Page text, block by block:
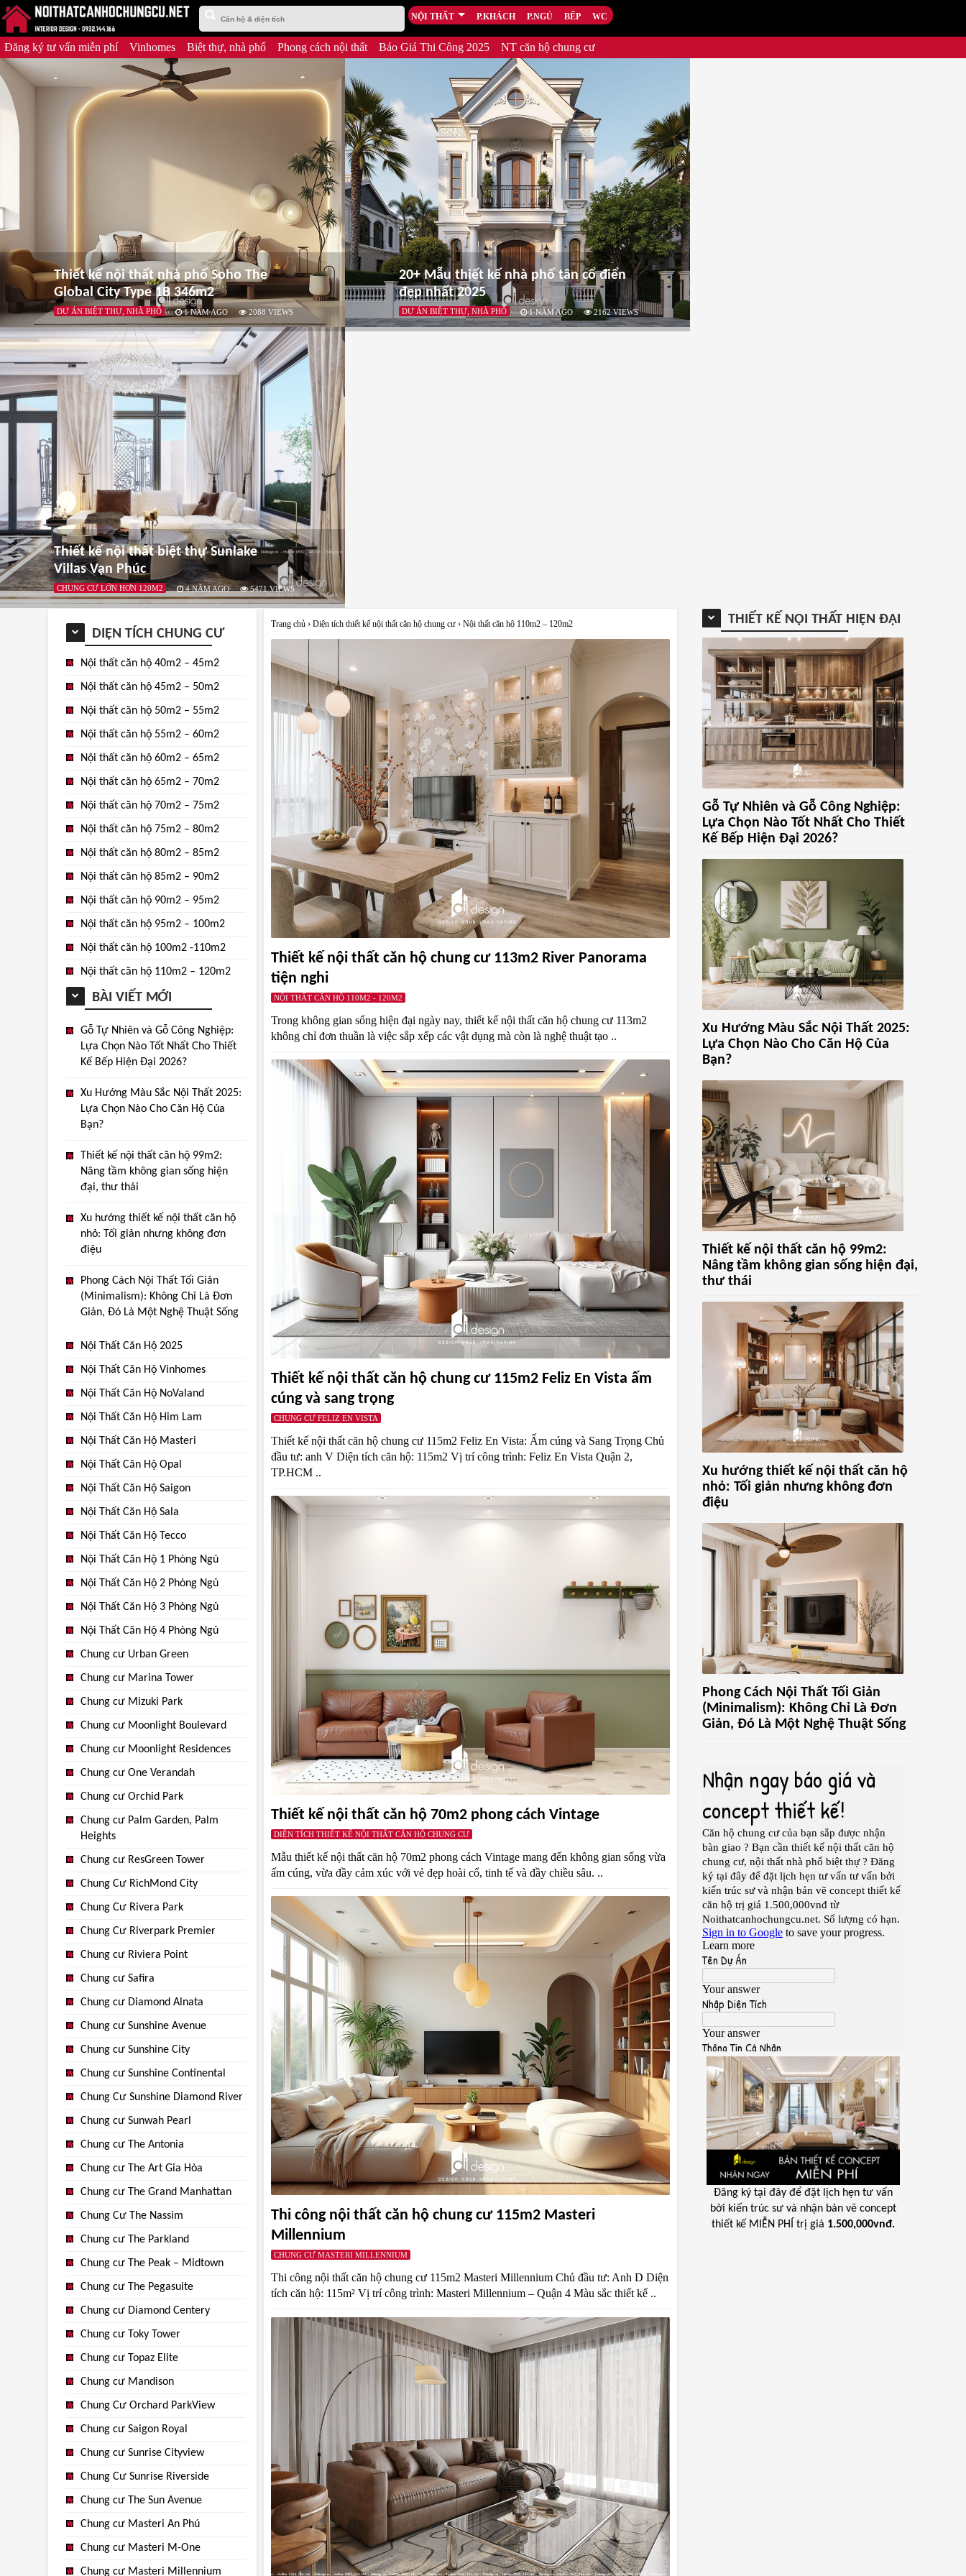
NỘI THẤT P.KHÁCH P.NGỦ BẾP WC
Đăng ký tư vấn miễn phí Vinhomes Biệt thự, nhà phố Phong cách nội thất Báo Giá Thi Công 2025 NT căn hộ chung cư
Thiết kế nội thất nhà phố Soho The
Global City Type 1B 346m2
DỰ ÁN BIỆT THỰ, NHÀ PHỐ 1 NĂM AGO 2088 VIEWS
20+ Mẫu thiết kế nhà phố tân cổ điển
đẹp nhất 2025
DỰ ÁN BIỆT THỰ, NHÀ PHỐ 1 NĂM AGO 2162VIEWS
Thiết kế nội thất biệt thự Sunlake
Villas Vạn Phúc
CHUNG CƯ LỚN HƠN 120M2 4 NĂM AGO 5471VIEWS
DIỆN TÍCH CHUNG CƯ
Nội thất căn hộ 40m2 – 45m2
Nội thất căn hộ 45m2 – 50m2
Nội thất căn hộ 50m2 – 55m2
Nội thất căn hộ 55m2 – 60m2
Nội thất căn hộ 60m2 – 65m2
Nội thất căn hộ 65m2 – 70m2
Nội thất căn hộ 70m2 – 75m2
Nội thất căn hộ 75m2 – 80m2
Nội thất căn hộ 80m2 – 85m2
Nội thất căn hộ 85m2 – 90m2
Nội thất căn hộ 90m2 – 95m2
Nội thất căn hộ 95m2 – 100m2
Nội thất căn hộ 100m2 -110m2
Nội thất căn hộ 110m2 – 120m2
BÀI VIẾT MỚI
Gỗ Tự Nhiên và Gỗ Công Nghiệp:
Lựa Chọn Nào Tốt Nhất Cho Thiết
Kế Bếp Hiện Đại 2026?
Xu Hướng Màu Sắc Nội Thất 2025:
Lựa Chọn Nào Cho Căn Hộ Của
Bạn?
Thiết kế nội thất căn hộ 99m2:
Nâng tầm không gian sống hiện
đại, thư thái
Xu hướng thiết kế nội thất căn hộ
nhỏ: Tối giản nhưng không đơn
điệu
Phong Cách Nội Thất Tối Giản
(Minimalism): Không Chỉ Là Đơn
Giản, Đó Là Một Nghệ Thuật Sống
Nội Thất Căn Hộ 2025
Nội Thất Căn Hộ Vinhomes
Nội Thất Căn Hộ NoValand
Nội Thất Căn Hộ Him Lam
Nội Thất Căn Hộ Masteri
Nội Thất Căn Hộ Opal
Nội Thất Căn Hộ Saigon
Nội Thất Căn Hộ Sala
Nội Thất Căn Hộ Tecco
Nội Thất Căn Hộ 1 Phòng Ngủ
Nội Thất Căn Hộ 2 Phòng Ngủ
Nội Thất Căn Hộ 3 Phòng Ngủ
Nội Thất Căn Hộ 4 Phòng Ngủ
Chung cư Urban Green
Chung cư Marina Tower
Chung cư Mizuki Park
Chung cư Moonlight Boulevard
Chung cư Moonlight Residences
Chung cư One Verandah
Chung cư Orchid Park
Chung cư Palm Garden, Palm
Heights
Chung cư ResGreen Tower
Chung Cư RichMond City
Chung Cư Rivera Park
Chung Cư Riverpark Premier
Chung cư Riviera Point
Chung cư Safira
Chung cư Diamond Alnata
Chung cư Sunshine Avenue
Chung cư Sunshine City
Chung cư Sunshine Continental
Chung Cư Sunshine Diamond River
Chung cư Sunwah Pearl
Chung cư The Antonia
Chung cư The Art Gia Hòa
Chung cư The Grand Manhattan
Chung Cư The Nassim
Chung cư The Parkland
Chung cư The Peak – Midtown
Chung cư The Pegasuite
Chung cư Diamond Centery
Chung cư Toky Tower
Chung cư Topaz Elite
Chung cư Mandison
Chung Cư Orchard ParkView
Chung cư Saigon Royal
Chung cư Sunrise Cityview
Chung Cư Sunrise Riverside
Chung cư The Sun Avenue
Chung cư Masteri An Phú
Chung cư Masteri M-One
Chung cư Masteri Millennium
Trang chủ › Diện tích thiết kế nội thất căn hộ chung cư › Nội thất căn hộ 110m2 – 120m2
Thiết kế nội thất căn hộ chung cư 113m2 River Panorama
tiện nghi
NỘI THẤT CĂN HỘ 110M2 - 120M2
Trong không gian sống hiện đại ngày nay, thiết kế nội thất căn hộ chung cư 113m2
không chỉ đơn thuần là việc sắp xếp các vật dụng mà còn là nghệ thuật tạo ..
Thiết kế nội thất căn hộ chung cư 115m2 Feliz En Vista ấm
cúng và sang trọng
CHUNG CƯ FELIZ EN VISTA
Thiết kế nội thất căn hộ chung cư 115m2 Feliz En Vista: Ấm cúng và Sang Trọng Chủ
đầu tư: anh V Diện tích căn hộ: 115m2 Vị trí công trình: Feliz En Vista Quận 2,
TP.HCM ..
Thiết kế nội thất căn hộ 70m2 phong cách Vintage
DIỆN TÍCH THIẾT KẾ NỘI THẤT CĂN HỘ CHUNG CƯ
Mẫu thiết kế nội thất căn hộ 70m2 phong cách Vintage mang đến không gian sống vừa
ấm cúng, vừa đầy cảm xúc với vẻ đẹp hoài cổ, tinh tế và đầy chiều sâu. ..
Thi công nội thất căn hộ chung cư 115m2 Masteri
Millennium
CHUNG CƯ MASTERI MILLENNIUM
Thi công nội thất căn hộ chung cư 115m2 Masteri Millennium Chủ đầu tư: Anh D Diện
tích căn hộ: 115m² Vị trí công trình: Masteri Millennium – Quận 4 Màu sắc thiết kế ..
THIẾT KẾ NỘI THẤT HIỆN ĐẠI
Gỗ Tự Nhiên và Gỗ Công Nghiệp:
Lựa Chọn Nào Tốt Nhất Cho Thiết
Kế Bếp Hiện Đại 2026?
Xu Hướng Màu Sắc Nội Thất 2025:
Lựa Chọn Nào Cho Căn Hộ Của
Bạn?
Thiết kế nội thất căn hộ 99m2:
Nâng tầm không gian sống hiện đại,
thư thái
Xu hướng thiết kế nội thất căn hộ
nhỏ: Tối giản nhưng không đơn
điệu
Phong Cách Nội Thất Tối Giản
(Minimalism): Không Chỉ Là Đơn
Giản, Đó Là Một Nghệ Thuật Sống
Đăng ký tại đây để đặt lịch hẹn tư vấn
bởi kiến trúc sư và nhận bản vẽ concept
thiết kế MIỄN PHÍ trị giá 1.500,000vnđ.